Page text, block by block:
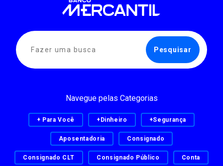
Navegue pelas Categorias
+ Para Você +Dinheiro +Segurança
Aposentadoria Consignado
Consignado CLT Consignado Público Conta